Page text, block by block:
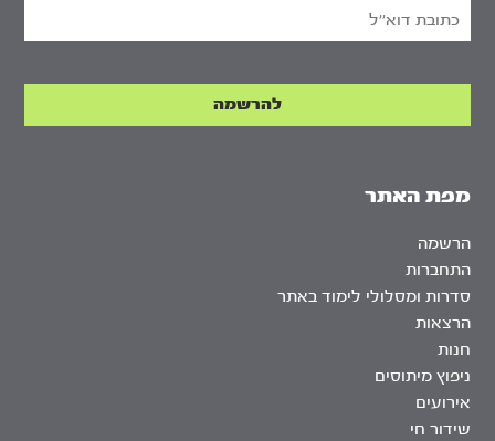
מפת האתר
הרשמה
התחברות
סדרות ומסלולי לימוד באתר
הרצאות
חנות
ניפוץ מיתוסים
אירועים
שידור חי